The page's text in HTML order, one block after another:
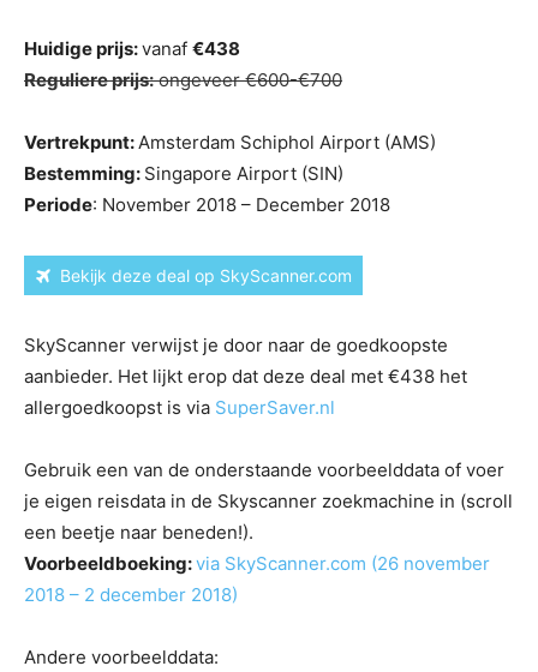
Huidige prijs:vanaf €438
Reguliere prijs:ongeveer €600-€700
Vertrekpunt:Amsterdam Schiphol Airport (AMS)
Bestemming: Singapore Airport (SIN)
Periode: November 2018 – December 2018
Bekijk deze deal op SkyScanner.com
SkyScanner verwijst je door naar de goedkoopste
aanbieder. Het lijkt erop dat deze deal met €438 het
allergoedkoopst is via SuperSaver.nl
Gebruik een van de onderstaande voorbeelddata of voer
je eigen reisdata in de Skyscanner zoekmachine in (scroll
een beetje naar beneden!).
Voorbeeldboeking:via SkyScanner.com (26 november
2018 – 2 december 2018)
Andere voorbeelddata: